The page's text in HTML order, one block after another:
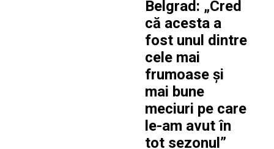
Belgrad: „Cred
că acesta a
fost unul dintre
cele mai
frumoase și
mai bune
meciuri pe care
le-am avut în
tot sezonul”